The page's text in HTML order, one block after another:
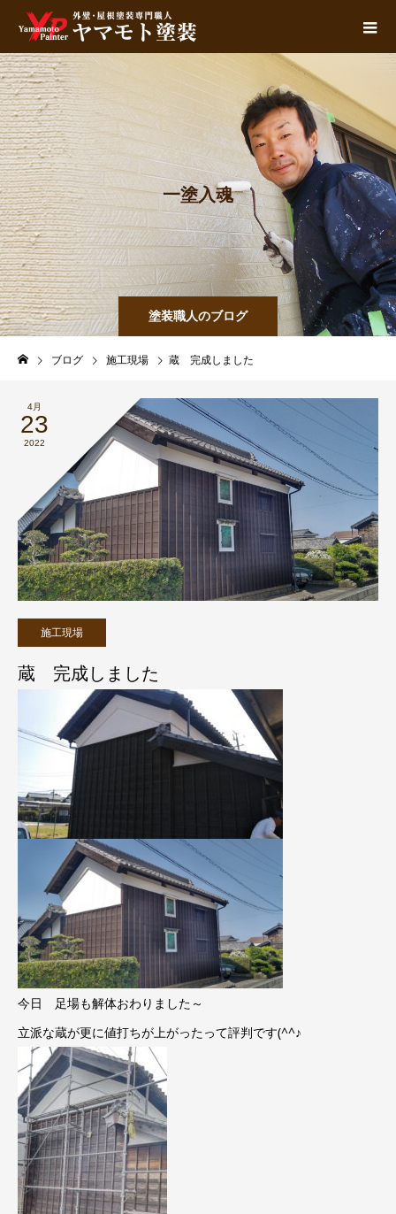
塗装職人のブログ
一塗入魂
ブログ 施工現場 蔵 完成しました
4月
23
2022
施工現場
蔵 完成しました
今日 足場も解体おわりました～
立派な蔵が更に値打ちが上がったって評判です(^^♪